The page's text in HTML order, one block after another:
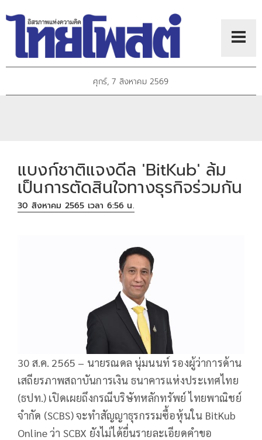
ศุกร์, 7 สิงหาคม 2569
แบงก์ชาติแจงดีล 'BitKub' ล้ม
เป็นการตัดสินใจทางธุรกิจร่วมกัน
30 สิงหาคม 2565 เวลา 6:56 น.
30 ส.ค. 2565 – นายรณดล นุ่มนนท์ รองผู้ว่าการด้าน
เสถียรภาพสถาบันการเงิน ธนาคารแห่งประเทศไทย
(ธปท.) เปิดเผยถึงกรณีบริษัทหลักทรัพย์ ไทยพาณิชย์
จำกัด (SCBS) จะทำสัญญาธุรกรรมซื้อหุ้นใน BitKub
Online ว่า SCBX ยังไม่ได้ยื่นรายละเอียดคำขอ